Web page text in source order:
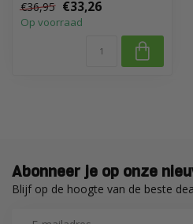
en d...
€36,95 €33,26
Op voorraad
Abonneer je op onze
Blijf op de hoogte van de beste